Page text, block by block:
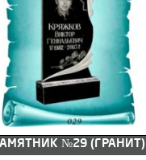
№29 (ГРАНИТ)